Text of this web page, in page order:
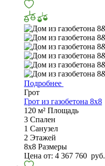
Подробнее
Грот
Грот из газобетона 8x8
120 м² Площадь
3 Спален
1 Санузел
2 Этажей
8х8 Размеры
Цена от: 4 367 760 руб.